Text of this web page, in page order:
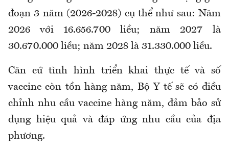
đoạn 3 năm (2026-2028) cụ thể như sau: Năm
2026 với 16.656.700 liều; năm 2027 là
30.670.000 liều; năm 2028 là 31.330.000 liều.
Căn cứ tình hình triển khai thực tế và số
vaccine còn tồn hàng năm, Bộ Y tế sẽ có điều
chỉnh nhu cầu vaccine hàng năm, đảm bảo sử
dụng hiệu quả và đáp ứng nhu cầu của địa
phương.